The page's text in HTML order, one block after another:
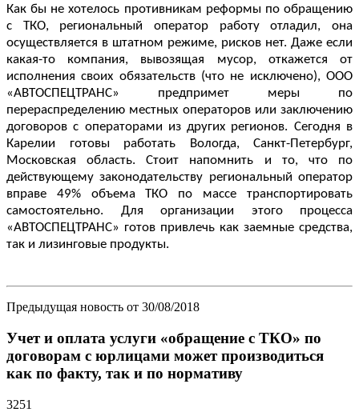
Как бы не хотелось противникам реформы по обращению
с ТКО, региональный оператор работу отладил, она
осуществляется в штатном режиме, рисков нет. Даже если
какая-то компания, вывозящая мусор, откажется от
исполнения своих обязательств (что не исключено), ООО
«АВТОСПЕЦТРАНС» предпримет меры по
перераспределению местных операторов или заключению
договоров с операторами из других регионов. Сегодня в
Карелии готовы работать Вологда, Санкт-Петербург,
Московская область. Стоит напомнить и то, что по
действующему законодательству региональный оператор
вправе 49% объема ТКО по массе транспортировать
самостоятельно. Для организации этого процесса
«АВТОСПЕЦТРАНС» готов привлечь как заемные средства,
так и лизинговые продукты.
Предыдущая новость от 30/08/2018
Учет и оплата услуги «обращение с ТКО» по
договорам с юрлицами может производиться
как по факту, так и по нормативу
3251